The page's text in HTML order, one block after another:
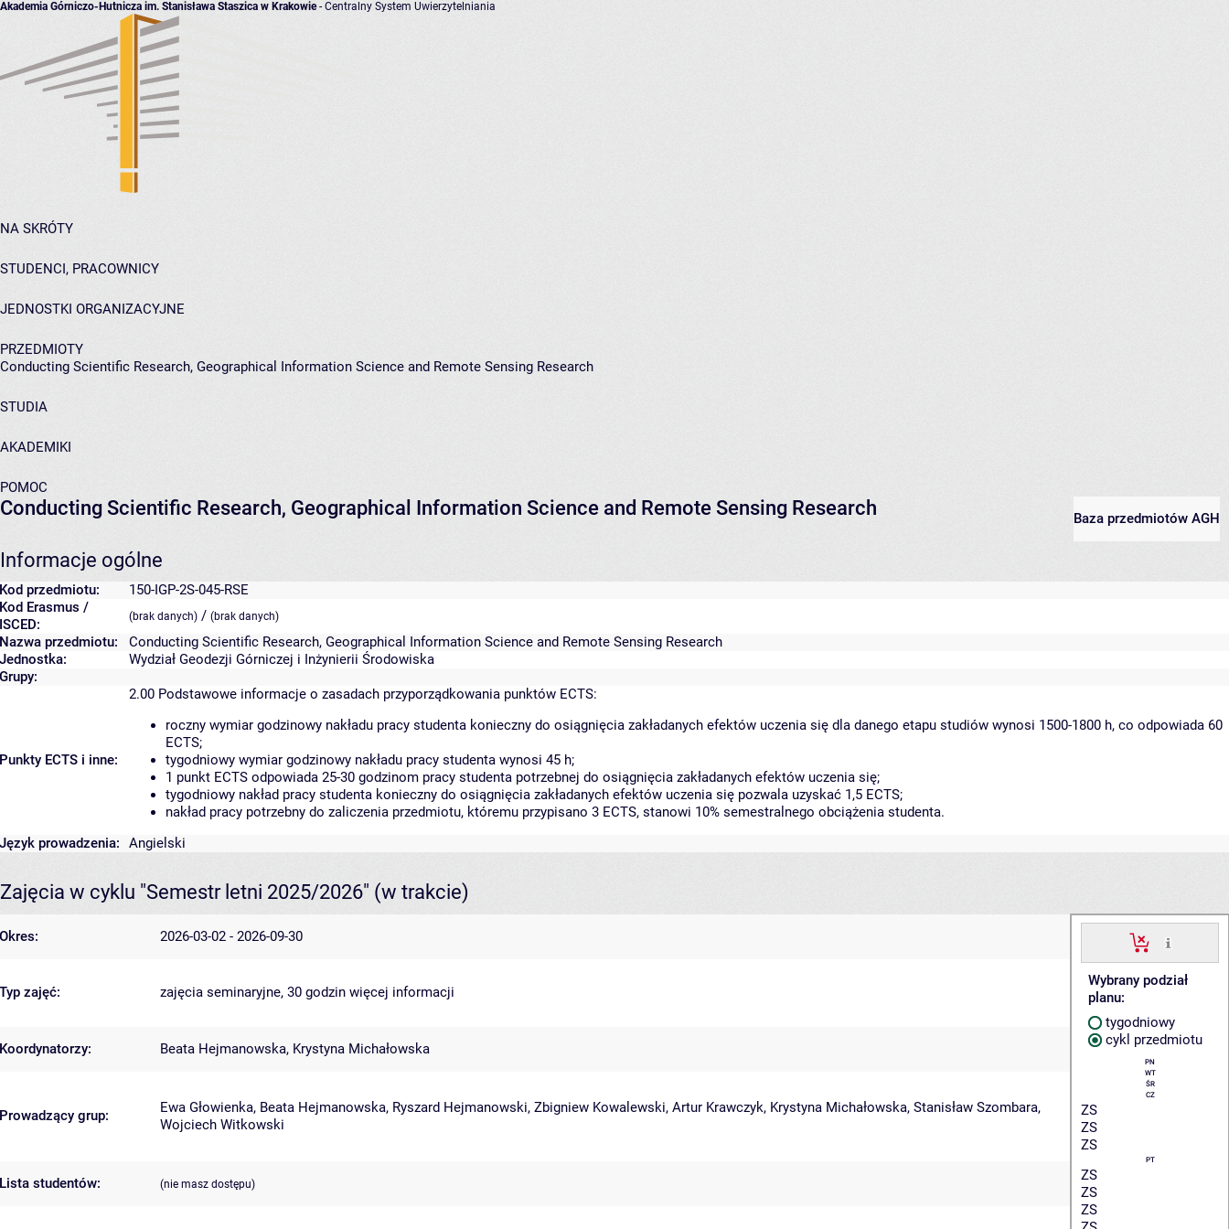
Akademia Górniczo-Hutnicza im. Stanisława Staszica w Krakowie- Centralny System Uwierzytelniania
NA SKRÓTY
STUDENCI, PRACOWNICY
JEDNOSTKI ORGANIZACYJNE
PRZEDMIOTY
Conducting Scientific Research, Geographical Information Science and Remote Sensing Research
STUDIA
AKADEMIKI
POMOC
Baza przedmiotów AGH
Conducting Scientific Research, Geographical Information Science and Remote Sensing Research
Informacje ogólne
Kod przedmiotu:
150-IGP-2S-045-RSE
Kod Erasmus /
ISCED:
(brak danych) / (brak danych)
Nazwa przedmiotu:
Conducting Scientific Research, Geographical Information Science and Remote Sensing Research
Jednostka:
Wydział Geodezji Górniczej i Inżynierii Środowiska
Grupy:
Punkty ECTS i inne:
2.00 Podstawowe informacje o zasadach przyporządkowania punktów ECTS:
roczny wymiar godzinowy nakładu pracy studenta konieczny do osiągnięcia zakładanych efektów uczenia się dla danego etapu studiów wynosi 1500-1800 h, co odpowiada 60
ECTS;
tygodniowy wymiar godzinowy nakładu pracy studenta wynosi 45 h;
1 punkt ECTS odpowiada 25-30 godzinom pracy studenta potrzebnej do osiągnięcia zakładanych efektów uczenia się;
tygodniowy nakład pracy studenta konieczny do osiągnięcia zakładanych efektów uczenia się pozwala uzyskać 1,5 ECTS;
nakład pracy potrzebny do zaliczenia przedmiotu, któremu przypisano 3 ECTS, stanowi 10% semestralnego obciążenia studenta.
Język prowadzenia:
Angielski
Zajęcia w cyklu "Semestr letni 2025/2026" (w trakcie)
Okres: 2026-03-02 - 2026-09-30
Wybrany podział
planu:
tygodniowy
cykl przedmiotu
PN
WT
ŚR
CZ
ZS
ZS
ZS
PT
ZS
ZS
ZS
Typ zajęć: zajęcia seminaryjne, 30 godzin więcej informacji
Koordynatorzy: Beata Hejmanowska, Krystyna Michałowska
Prowadzący grup: Ewa Głowienka, Beata Hejmanowska, Ryszard Hejmanowski, Zbigniew Kowalewski, Artur Krawczyk, Krystyna Michałowska, Stanisław Szombara,
Wojciech Witkowski
Lista studentów: (nie masz dostępu)